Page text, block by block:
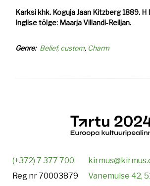
Karksi khk. Koguja Jaan Kitzberg 1889. H
Inglise tõlge: Maarja Villandi-Reiljan.
Genre Belief, custom Charm
(+372) 7 377 700
Reg nr 70003879
Vanemuise 42,